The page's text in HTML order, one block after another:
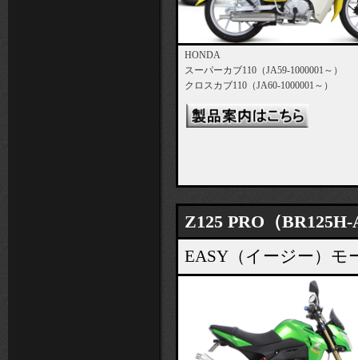
HONDA
スーパーカブ110（JA59-1000001～）
クロスカブ110（JA60-1000001～）
Z125 PRO（
EASY（イージー）